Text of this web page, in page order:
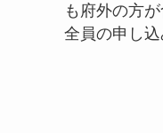
も府外の方
全員の申し込